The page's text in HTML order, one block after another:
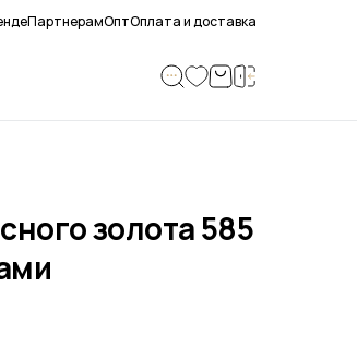
ПартнерамОптОплата и доставка
золота 585